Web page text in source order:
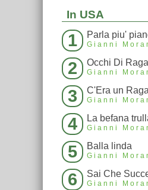
In USA
1 Parla piu'
Gianni
2 Occhi Di
Gianni
3 Gianni
4 La befana
Gianni
5 Balla linda
Gianni
6 Sai Che
Gianni